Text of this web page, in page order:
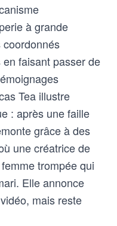
à grande
faisant passer de
Tea illustre
: après une faille
grâce à des
une créatrice de
trompée qui
Elle annonce
mais reste